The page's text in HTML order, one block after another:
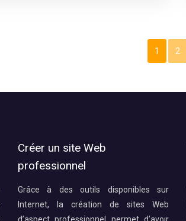
1 2
Créer un site Web
professionnel
Grâce à des outils disponibles sur
Internet, la création de sites Web
d’aspect professionnel permet d’avoir